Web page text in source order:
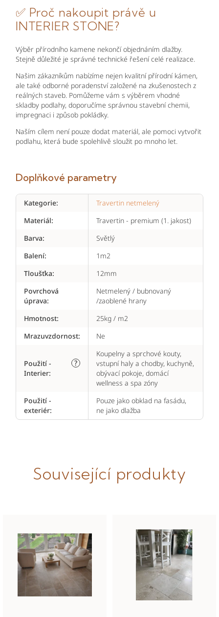
✅ Proč nakoupit právě u
INTERIER STONE?
Výběr přírodního kamene nekončí objednáním dlažby.
Stejně důležité je správné technické řešení celé realizace.
Našim zákazníkům nabízíme nejen kvalitní přírodní kámen,
ale také odborné poradenství založené na zkušenostech z
reálných staveb. Pomůžeme vám s výběrem vhodné
skladby podlahy, doporučíme správnou stavební chemii,
impregnaci i způsob pokládky.
Naším cílem není pouze dodat materiál, ale pomoci vytvořit
podlahu, která bude spolehlivě sloužit po mnoho let.
Doplňkové parametry
Kategorie:
Travertin netmelený
Materiál:
Travertin - premium (1. jakost)
Barva:
Světlý
Balení:
1m2
Tloušťka:
12mm
Povrchová
úprava:
Netmelený / bubnovaný
/zaoblené hrany
Hmotnost:
25kg / m2
Mrazuvzdornost: Ne
?
Použití -
Interier:
Koupelny a sprchové kouty,
vstupní haly a chodby, kuchyně,
obývací pokoje, domácí
wellness a spa zóny
Použití -
exteriér:
Pouze jako obklad na fasádu,
ne jako dlažba
Související produkty